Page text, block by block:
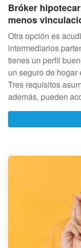
Bróker
menos
Otra opción es
intermediarios
tienes un perfil
un seguro de hogar
Tres requisitos
además, pueden